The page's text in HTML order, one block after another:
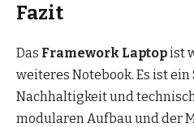
Fazit
Das Framework Laptopist
weiteres Notebook. Es ist
Nachhaltigkeit und
modularen Aufbau und der